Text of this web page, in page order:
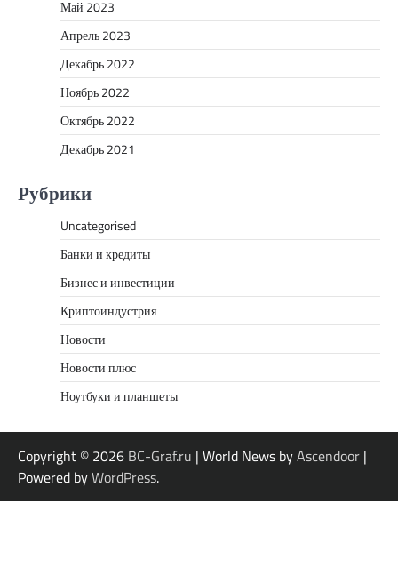
Май 2023
Апрель 2023
Декабрь 2022
Ноябрь 2022
Октябрь 2022
Декабрь 2021
Рубрики
Uncategorised
Банки и кредиты
Бизнес и инвестиции
Криптоиндустрия
Новости
Новости плюс
Ноутбуки и планшеты
Copyright © 2026 BC-Graf.ru | World News byAscendoor |
Powered byWordPress.